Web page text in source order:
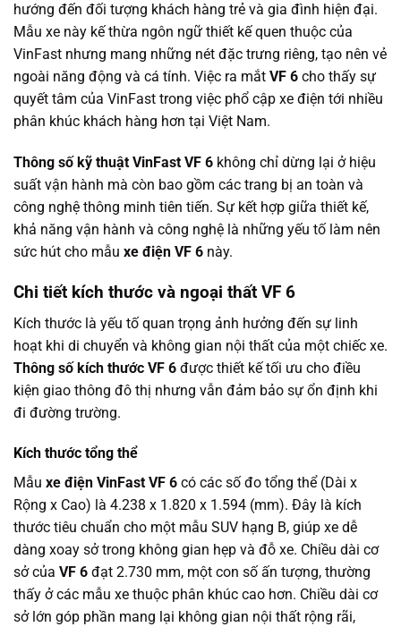
hướng đến đối tượng khách hàng trẻ và gia đình hiện đại.
Mẫu xe này kế thừa ngôn ngữ thiết kế quen thuộc của
VinFast nhưng mang những nét đặc trưng riêng, tạo nên vẻ
ngoài năng động và cá tính. Việc ra mắt VF 6 cho thấy sự
quyết tâm của VinFast trong việc phổ cập xe điện tới nhiều
phân khúc khách hàng hơn tại Việt Nam.
Thông số kỹ thuật VinFast VF 6 không chỉ dừng lại ở hiệu
suất vận hành mà còn bao gồm các trang bị an toàn và
công nghệ thông minh tiên tiến. Sự kết hợp giữa thiết kế,
khả năng vận hành và công nghệ là những yếu tố làm nên
sức hút cho mẫu xe điện VF 6 này.
Chi tiết kích thước và ngoại thất VF 6
Kích thước là yếu tố quan trọng ảnh hưởng đến sự linh
hoạt khi di chuyển và không gian nội thất của một chiếc xe.
Thông số kích thước VF 6 được thiết kế tối ưu cho điều
kiện giao thông đô thị nhưng vẫn đảm bảo sự ổn định khi
đi đường trường.
Kích thước tổng thể
Mẫu xe điện VinFast VF 6 có các số đo tổng thể (Dài x
Rộng x Cao) là 4.238 x 1.820 x 1.594 (mm). Đây là kích
thước tiêu chuẩn cho một mẫu SUV hạng B, giúp xe dễ
dàng xoay sở trong không gian hẹp và đỗ xe. Chiều dài cơ
sở của VF 6 đạt 2.730 mm, một con số ấn tượng, thường
thấy ở các mẫu xe thuộc phân khúc cao hơn. Chiều dài cơ
sở lớn góp phần mang lại không gian nội thất rộng rãi,